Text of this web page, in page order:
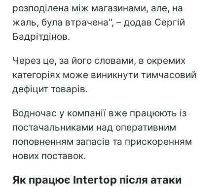
розподілена між магазинами, але, на
жаль, була втрачена'', – додав Сергій
Бадрітдінов.
Через це, за його словами, в окремих
категоріях може виникнути тимчасовий
дефіцит товарів.
Водночас у компанії вже працюють із
постачальниками над оперативним
поповненням запасів та прискоренням
нових поставок.
Як працює Intertop після атаки